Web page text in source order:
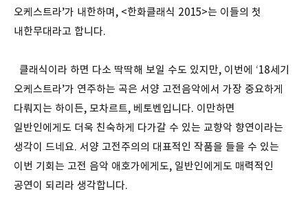
오케스트라’가 내한하며, <한화클래식 2015>는 이들의 첫
내한무대라고 합니다.
클래식이라 하면 다소 딱딱해 보일 수도 있지만, 이번에 ‘18세기
오케스트라’가 연주하는 곡은 서양 고전음악에서 가장 중요하게
다뤄지는 하이든, 모차르트, 베토벤입니다. 이만하면
일반인에게도 더욱 친숙하게 다가갈 수 있는 교향악 향연이라는
생각이 드네요. 서양 고전주의의 대표적인 작품을 들을 수 있는
이번 기회는 고전 음악 애호가에게도, 일반인에게도 매력적인
공연이 되리라 생각합니다.